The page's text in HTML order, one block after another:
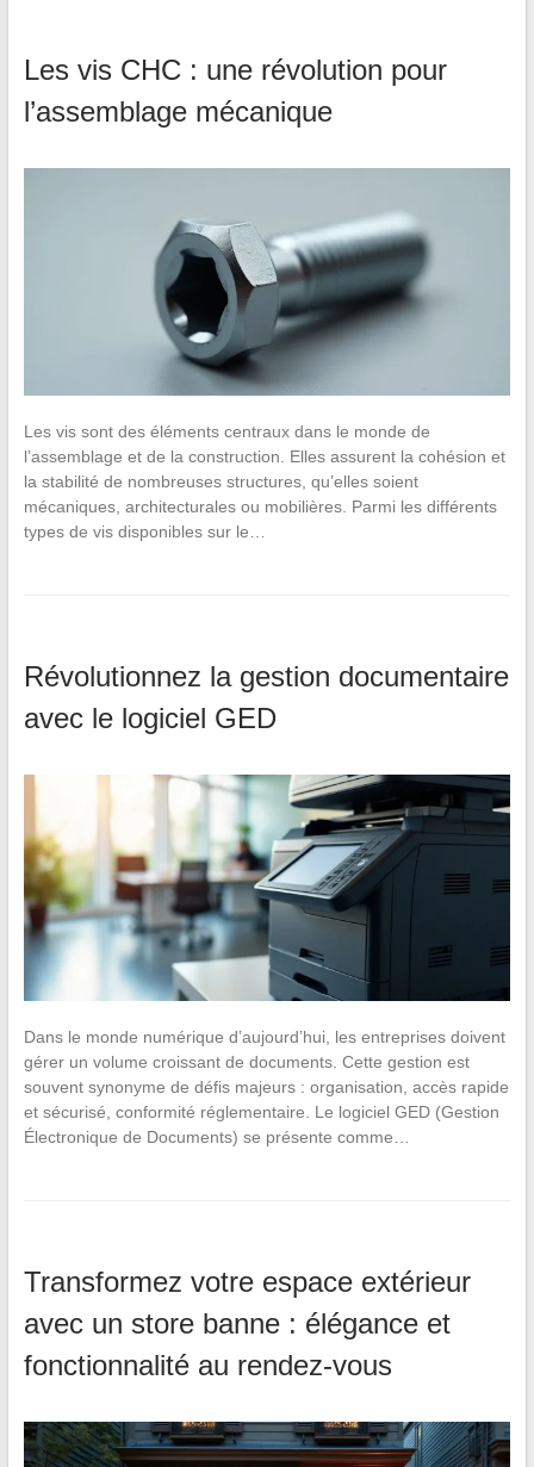
Les vis CHC : une révolution pour
l’assemblage mécanique
Les vis sont des éléments centraux dans le monde de
l’assemblage et de la construction. Elles assurent la cohésion et
la stabilité de nombreuses structures, qu’elles soient
mécaniques, architecturales ou mobilières. Parmi les différents
types de vis disponibles sur le…
Révolutionnez la gestion documentaire
avec le logiciel GED
Dans le monde numérique d’aujourd’hui, les entreprises doivent
gérer un volume croissant de documents. Cette gestion est
souvent synonyme de défis majeurs : organisation, accès rapide
et sécurisé, conformité réglementaire. Le logiciel GED (Gestion
Électronique de Documents) se présente comme…
Transformez votre espace extérieur
avec un store banne : élégance et
fonctionnalité au rendez-vous